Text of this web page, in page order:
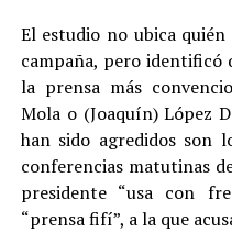
El estudio no ubica
campaña, pero identificó
la prensa más
Mola o (Joaquín) López
han sido agredidos son
conferencias matutinas
presidente “usa con
“prensa fifí”, a la que